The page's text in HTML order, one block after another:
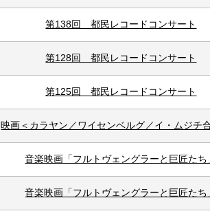
第138回 都民レコードコンサート
第128回 都民レコードコンサート
第125回 都民レコードコンサート
映画＜カラヤン／ワイセンベルグ／イ・ムジチ
音楽映画「フルトヴェングラーと巨匠たち
音楽映画「フルトヴェングラーと巨匠たち